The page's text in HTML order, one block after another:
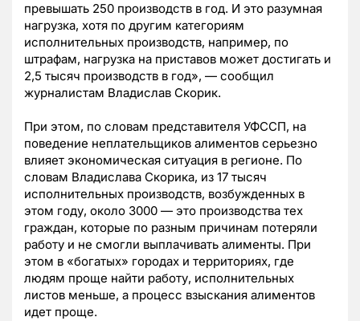
превышать 250 производств в год. И это разумная
нагрузка, хотя по другим категориям
исполнительных производств, например, по
штрафам, нагрузка на приставов может достигать и
2,5 тысяч производств в год», — сообщил
журналистам Владислав Скорик.
При этом, по словам представителя УФССП, на
поведение неплательщиков алиментов серьезно
влияет экономическая ситуация в регионе. По
словам Владислава Скорика, из 17 тысяч
исполнительных производств, возбужденных в
этом году, около 3000 — это производства тех
граждан, которые по разным причинам потеряли
работу и не смогли выплачивать алименты. При
этом в «богатых» городах и территориях, где
людям проще найти работу, исполнительных
листов меньше, а процесс взыскания алиментов
идет проще.